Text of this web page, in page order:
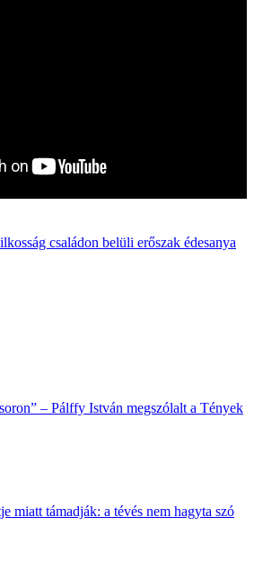
családon belüli erőszak édesanya
– Pálffy István megszólalt a Tények
miatt támadják: a tévés nem hagyta szó